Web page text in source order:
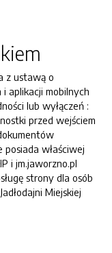
z ustawą o
aplikacji mobilnych
lub wyłączeń :
przed wejściem
właściwej
i jm.jaworzno.pl
strony dla osób
Miejskiej